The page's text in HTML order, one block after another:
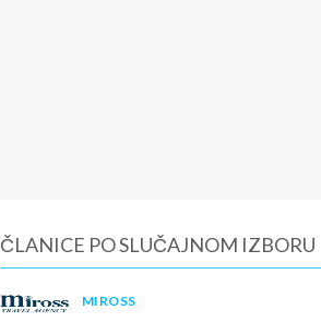
ČLANICE PO SLUČAJNOM IZBORU
MIROSS